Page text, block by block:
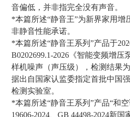
音偏低，并非指完全没有声音。
*本篇所述“静音王”为新界家用增
非静音性能承诺。
*本篇所述“静音王系列”产品于
B0202699.1-2026《智能变频增压
样机噪声（声压级），检测结果
据出自国家认监委指定首批中国
检测实验室。
*本篇所述“静音王系列”产品“和
19606-2024、GB 44498-2024新